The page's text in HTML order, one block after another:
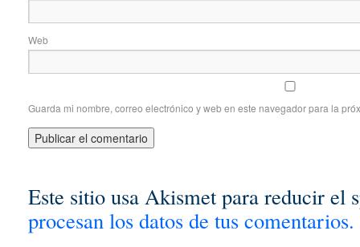
Web
Guarda mi nombre, correo electrónico y web en este navegador para la
Este sitio usa Akismet para reducir el
procesan los datos de tus comentarios.